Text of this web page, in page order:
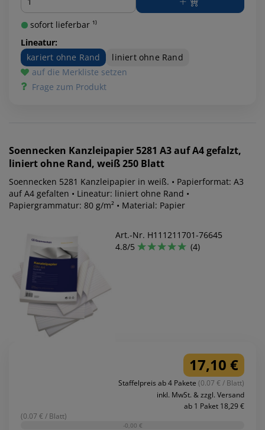
sofort lieferbar ¹⁾
Lineatur:
kariert ohne Rand
liniert ohne Rand
auf die Merkliste setzen
Frage zum Produkt
Soennecken Kanzleipapier 5281 A3 auf A4 gefalzt,
liniert ohne Rand, weiß 250 Blatt
Soennecken 5281 Kanzleipapier in weiß. • Papierformat: A3
auf A4 gefalten • Lineatur: liniert ohne Rand •
Papiergrammatur: 80 g/m² • Material: Papier
Art.-Nr. H111211701-76645
4.8/5
(4)
17,10 €
Staffelpreis ab 4 Pakete (0.07 € / Blatt)
inkl. MwSt. & zzgl. Versand
ab 1 Paket 18,29 €
(0.07 € / Blatt)
-0,00 €